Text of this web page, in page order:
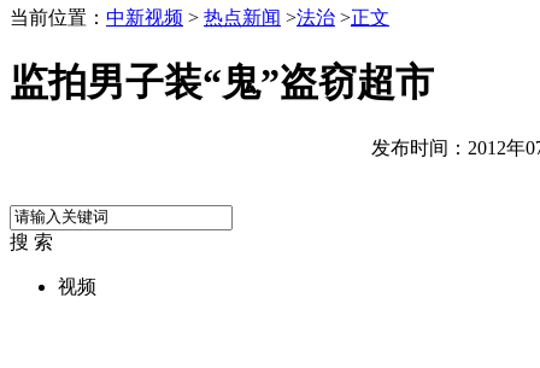
当前位置： 中新视频 > 热点新闻 >法治 >正文
监拍男子装“鬼”盗窃超市
发布时间：2012年
搜 索
视频